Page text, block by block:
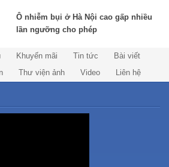
Ô nhiễm bụi ở Hà Nội cao gấp nhiều
lần ngưỡng cho phép
Khuyến mãi Tin tức
Bài viết
Thư viện ảnh Video Liên hệ